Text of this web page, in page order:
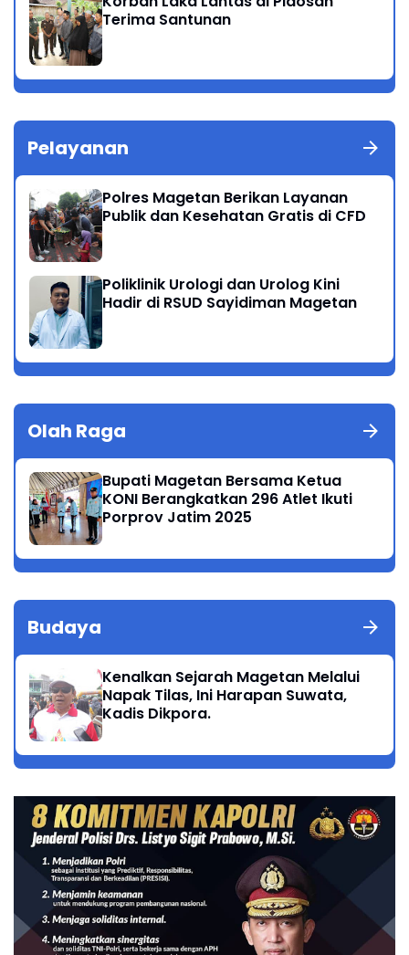
Terima Santunan
Pelayanan
Polres Magetan Berikan Layanan
Publik dan Kesehatan Gratis di CFD
Poliklinik Urologi dan Urolog Kini
Hadir di RSUD Sayidiman Magetan
Olah Raga
Bupati Magetan Bersama Ketua
KONI Berangkatkan 296 Atlet Ikuti
Porprov Jatim 2025
Budaya
Kenalkan Sejarah Magetan Melalui
Napak Tilas, Ini Harapan Suwata,
Kadis Dikpora.